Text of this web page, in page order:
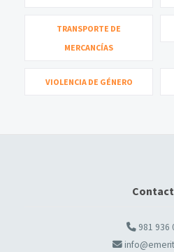
TRANSPORTE DE
MERCANCÍAS
VIOLENCIA DE GÉNERO
981 936